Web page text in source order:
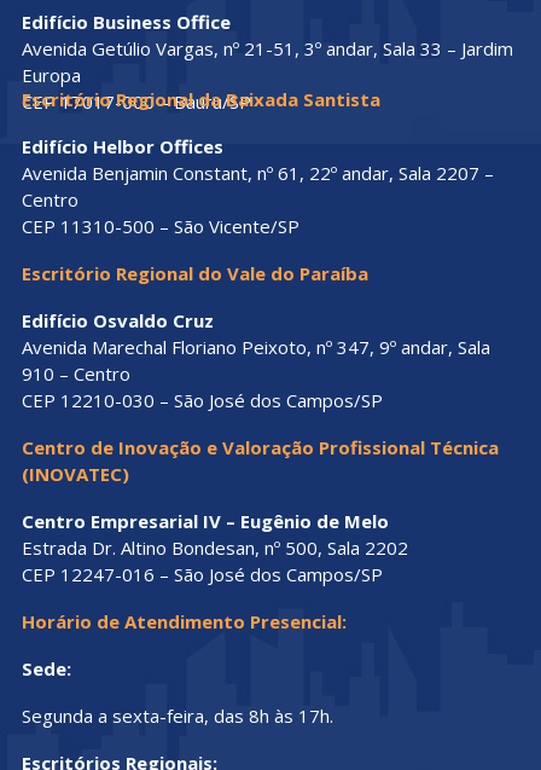
Edifício Business Office
Avenida Getúlio Vargas, nº 21-51, 3º andar, Sala 33 – Jardim
Europa
CEP 17017-000 – Bauru/SP
Escritório Regional da Baixada Santista
Edifício Helbor Offices
Avenida Benjamin Constant, nº 61, 22º andar, Sala 2207 –
Centro
CEP 11310-500 – São Vicente/SP
Escritório Regional do Vale do Paraíba
Edifício Osvaldo Cruz
Avenida Marechal Floriano Peixoto, nº 347, 9º andar, Sala
910 – Centro
CEP 12210-030 – São José dos Campos/SP
Centro de Inovação e Valoração Profissional Técnica
(INOVATEC)
Centro Empresarial IV – Eugênio de Melo
Estrada Dr. Altino Bondesan, nº 500, Sala 2202
CEP 12247-016 – São José dos Campos/SP
Horário de Atendimento Presencial:
Sede:
Segunda a sexta-feira, das 8h às 17h.
Escritórios Regionais: